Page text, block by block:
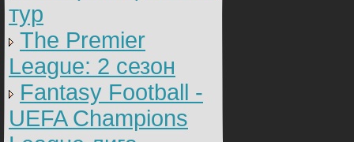
тур
The Premier
League: 2 cезон
Fantasy Football -
UEFA Champions